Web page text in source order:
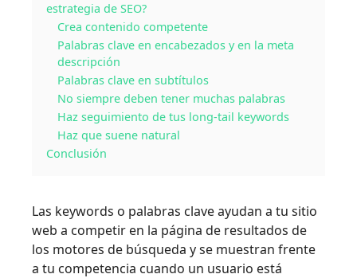
estrategia de SEO?
Crea contenido competente
Palabras clave en encabezados y en la meta
descripción
Palabras clave en subtítulos
No siempre deben tener muchas palabras
Haz seguimiento de tus long-tail keywords
Haz que suene natural
Conclusión
Las keywords o palabras clave ayudan a tu sitio
web a competir en la página de resultados de
los motores de búsqueda y se muestran frente
a tu competencia cuando un usuario está